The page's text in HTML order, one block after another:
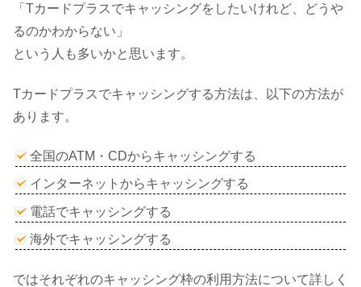
「Tカードプラスでキャッシングをしたいけれど、どうや
るのかわからない」
という人も多いかと思います。
Tカードプラスでキャッシングする方法は、以下の方法が
あります。
全国のATM・CDからキャッシングする
インターネットからキャッシングする
電話でキャッシングする
海外でキャッシングする
ではそれぞれのキャッシング枠の利用方法について詳しく